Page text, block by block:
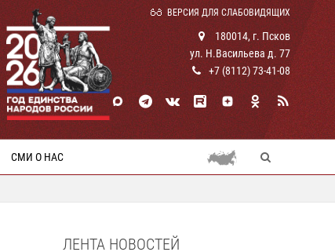
ВЕРСИЯ ДЛЯ СЛАБОВИДЯЩИХ
180014, г. Псков
ул. Н.Васильева д. 77
+7 (8112) 73-41-08
СМИ О НАС
ЛЕНТА НОВОСТЕЙ